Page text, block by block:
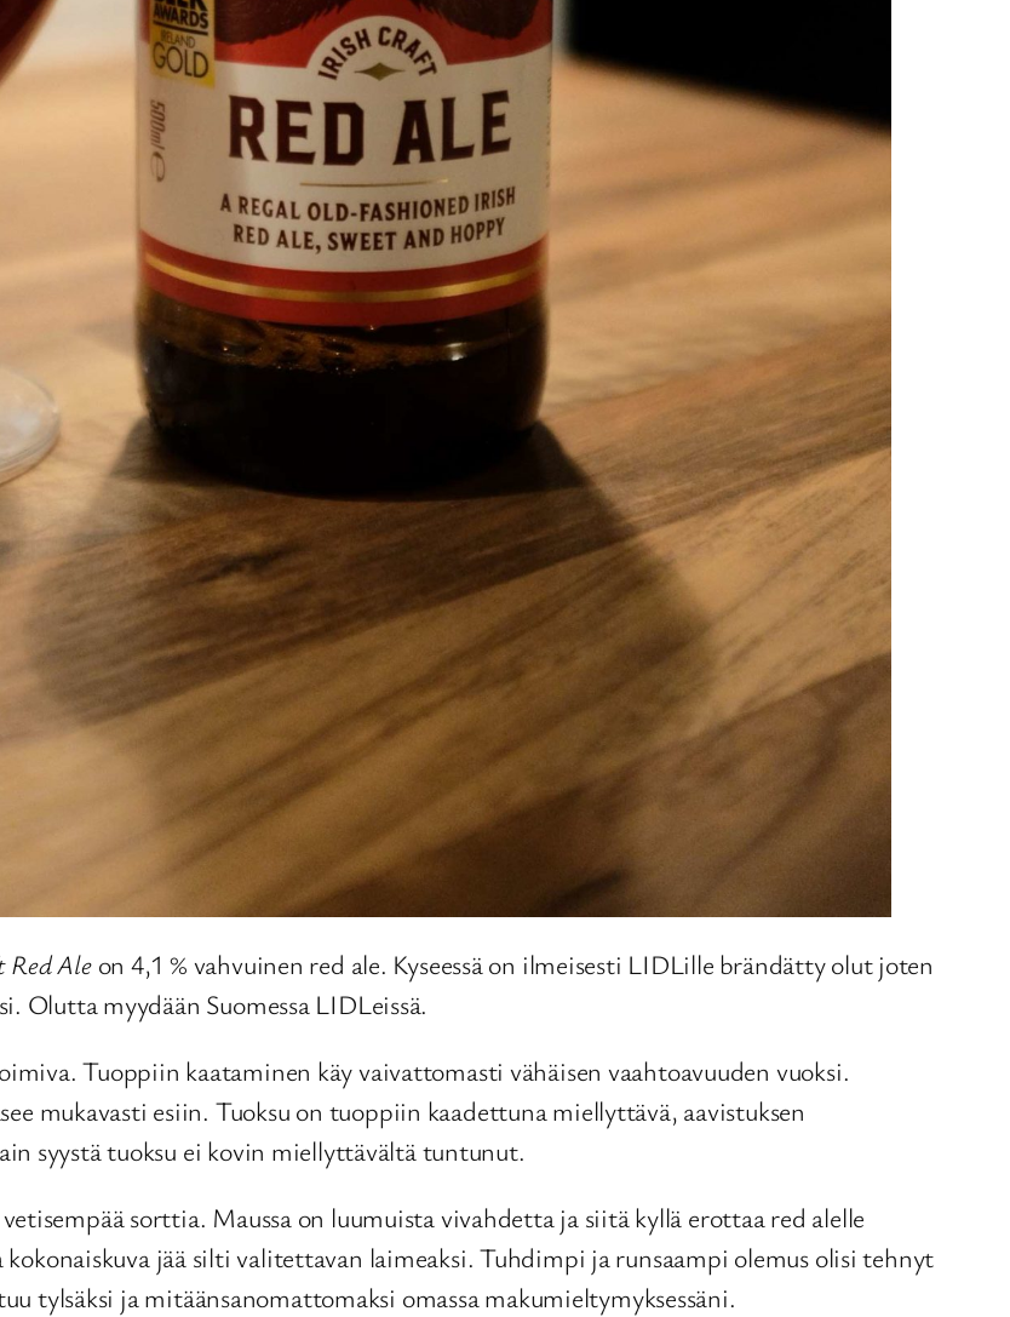
Aleon 4,1 % vahvuinen red ale. Kyseessä on ilmeisesti LIDLille brändätty olut joten
myydään Suomessa LIDLeissä.
Tuoppiin kaataminen käy vaivattomasti vähäisen vaahtoavuuden vuoksi.
mukavasti esiin. Tuoksu on tuoppiin kaadettuna miellyttävä, aavistuksen
syystä tuoksu ei kovin miellyttävältä tuntunut.
sorttia. Maussa on luumuista vivahdetta ja siitä kyllä erottaa red alelle
jää silti valitettavan laimeaksi. Tuhdimpi ja runsaampi olemus olisi tehnyt
tylsäksi ja mitäänsanomattomaksi omassa makumieltymyksessäni.